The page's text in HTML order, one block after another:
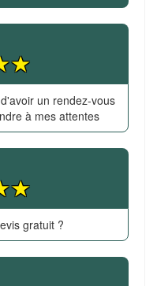
un rendez-vous
à mes attentes
gratuit ?